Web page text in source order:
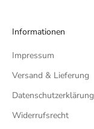
Informationen
Impressum
Versand & Lieferung
Datenschutzerklärung
Widerrufsrecht